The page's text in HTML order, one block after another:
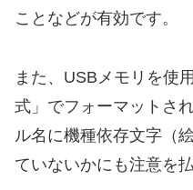
ことなどが有効です。
また、USBメモリを使
式」でフォーマットさ
ル名に機種依存文字（
ていないかにも注意を